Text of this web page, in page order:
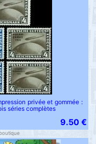
privée et gommée :
séries complètes
9.50 €